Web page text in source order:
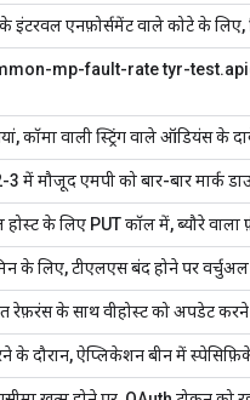
के इंटरवल एनफ़ोर्समेंट वाले कोटे के लिए,
mp-fault-rate tyr-
कॉमा वाली स्ट्रिंग वाले ऑडियंस के
में मौजूद एमपी को बार-बार मार्क
होस्ट के लिए PUT कॉल में, ब्यौरे वाला
के लिए, टीएलएस बंद होने पर
रेफ़रंस के साथ वीहोस्ट को अपडेट करने
के दौरान, ऐप्लिकेशन बीन में